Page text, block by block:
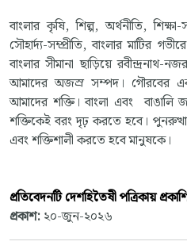
বাংলার কৃষি, শিল্প, অর্থনীতি,
সৌহার্দ্য-সম্প্রীতি, বাংলার মাটির
বাংলার সীমানা ছাড়িয়ে
আমাদের অজস্র সম্পদ। গৌরবের
আমাদের শক্তি। বাংলা এবং বাঙালি
শক্তিকেই বরং দৃঢ় করতে হবে।
এবং শক্তিশালী করতে হবে মানুষকে।
প্রতিবেদনটি দেশহিতৈষী পত্রিকায়
প্রকাশ: ২০-জুন-২০২৬